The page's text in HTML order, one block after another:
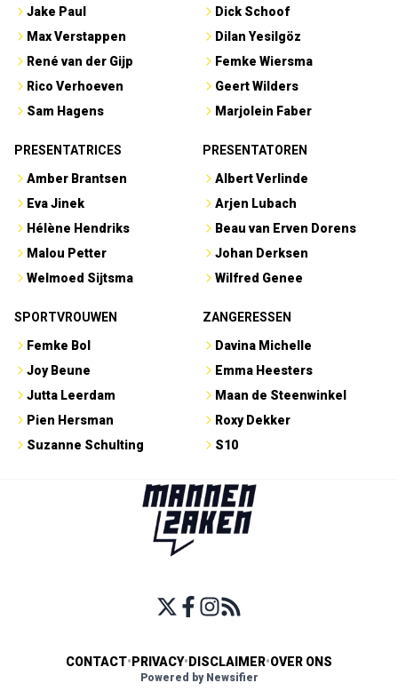
Jake Paul
Max Verstappen
René van der Gijp
Rico Verhoeven
Sam Hagens
Dick Schoof
Dilan Yesilgöz
Femke Wiersma
Geert Wilders
Marjolein Faber
PRESENTATRICES
Amber Brantsen
Eva Jinek
Hélène Hendriks
Malou Petter
Welmoed Sijtsma
PRESENTATOREN
Albert Verlinde
Arjen Lubach
Beau van Erven Dorens
Johan Derksen
Wilfred Genee
SPORTVROUWEN
Femke Bol
Joy Beune
Jutta Leerdam
Pien Hersman
Suzanne Schulting
ZANGERESSEN
Davina Michelle
Emma Heesters
Maan de Steenwinkel
Roxy Dekker
S10
CONTACT• PRIVACY• DISCLAIMER•OVER ONS
Powered by Newsifier